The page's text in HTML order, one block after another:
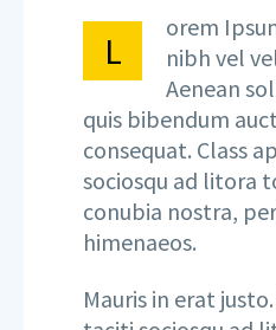
L
orem
nibh vel
Aenean
quis bibendum
consequat. Class
sociosqu ad litora
conubia nostra,
himenaeos.
Mauris in erat